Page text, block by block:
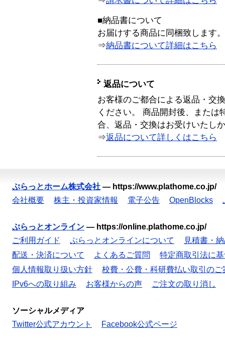
■納品書について
お届けする商品に同梱致します。
⇒納品書について詳細はこちら
返品について
お客様のご都合による返品・交
ください。 商品開封後、または
合、返品・交換はお受けいたし
⇒返品について詳しくはこちら
ぷらっとホーム株式会社 — https://www.plathome.co.jp/
会社概要
株主・投資家情報 電子公告 OpenBlocks
ぷらっとオンライン — https://online.plathome.co.jp/
ご利用ガイド
ぷらっとオンラインについて
見積書・
配送・決済について
よくあるご質問
特定商取引法に
個人情報取り扱い方針
校費・公費・科研費払い取引のご
IPv6への取り組み
お客様からの声 ご注文の取り消し
ソーシャルメディア
Twitter公式アカウント
Facebook公式ページ